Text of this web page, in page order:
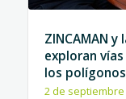
ZINCAMAN
exploran
los
2 de septiembre